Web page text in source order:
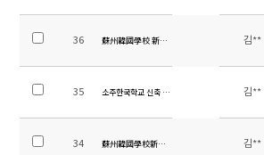
36 蘇州韓國學校 新築 工事 入札 日程 變更 김**
35 소주한국학교 신축 공사 입찰 일정 변경 김**
34 蘇州韓國學校新建工程法定監理（全面負責김**